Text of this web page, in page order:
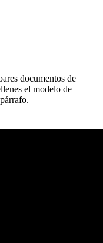
documentos de
el modelo de